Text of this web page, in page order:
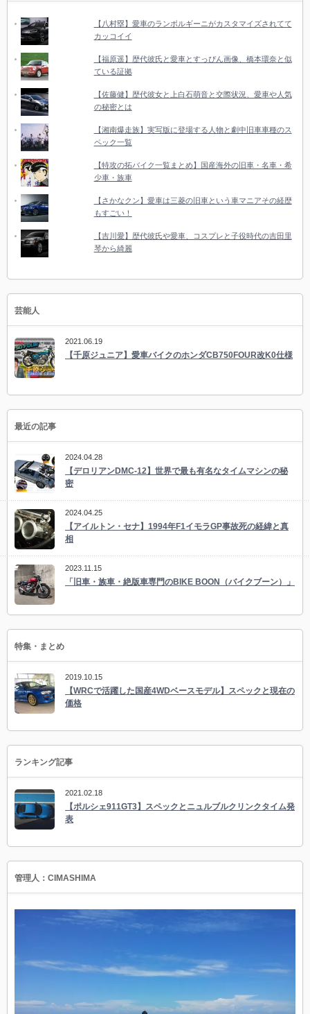
【八村塁】愛車のランボルギーニがカスタマイズされてて
カッコイイ
【福原遥】歴代彼氏と愛車とすっぴん画像、橋本環奈と似
ている証拠
【佐藤健】歴代彼女と上白石萌音と交際状況、愛車や人気
の秘密とは
【湘南爆走族】実写版に登場する人物と劇中旧車車種のス
ペック一覧
【特攻の拓バイク一覧まとめ】国産海外の旧車・名車・希
少車・族車
【さかなクン】愛車は三菱の旧車という車マニアその経歴
もすごい！
【吉川愛】歴代彼氏や愛車、コスプレと子役時代の吉田里
琴から綺麗
芸能人
2021.06.19
【千原ジュニア】愛車バイクのホンダCB750FOUR改K0仕様
最近の記事
2024.04.28
【デロリアンDMC-12】世界で最も有名なタイムマシンの秘
密
2024.04.25
【アイルトン・セナ】1994年F1イモラGP事故死の経緯と真
相
2023.11.15
「旧車・族車・絶版車専門のBIKE BOON（バイクブーン）」
特集・まとめ
2019.10.15
【WRCで活躍した国産4WDベースモデル】スペックと現在の
価格
ランキング記事
2021.02.18
【ポルシェ911GT3】スペックとニュルブルクリンクタイム発
表
管理人：CIMASHIMA